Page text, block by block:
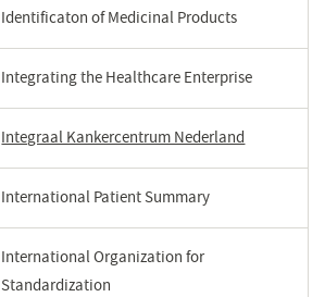
Identificaton of Medicinal Products
Integrating the Healthcare Enterprise
Integraal Kankercentrum Nederland
in
nieuw
International Patient Summary
International Organization for
Standardization